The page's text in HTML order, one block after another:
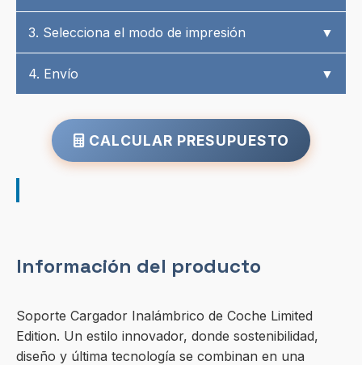
3. Selecciona el modo de impresión ▼
4. Envío ▼
CALCULAR PRESUPUESTO
Información del producto
Soporte Cargador Inalámbrico de Coche Limited
Edition. Un estilo innovador, donde sostenibilidad,
diseño y última tecnología se combinan en una